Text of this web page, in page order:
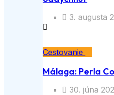
3. augusta
Cestovanie
Málaga: Perla
30. júna